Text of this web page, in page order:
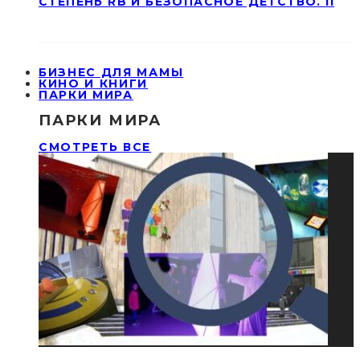
БИЗНЕС ДЛЯ МАМЫ
КИНО И КНИГИ
ПАРКИ МИРА
ПАРКИ МИРА
СМОТРЕТЬ ВСЕ